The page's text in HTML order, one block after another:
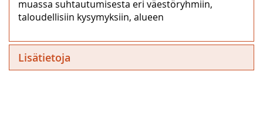
muassa suhtautumisesta eri väestöryhmiin,
taloudellisiin kysymyksiin, alueen
Lisätietoja